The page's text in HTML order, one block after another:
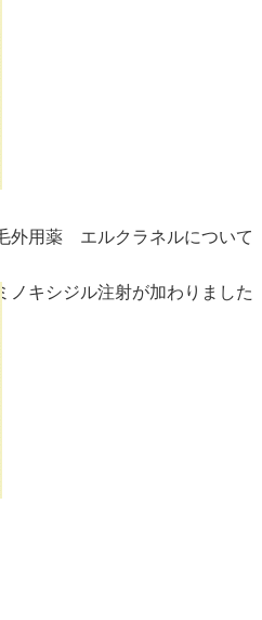
外用薬 エルクラネルについて
ノキシジル注射が加わりました